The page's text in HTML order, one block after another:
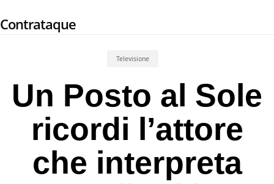
to
Contrataque
Televisione
Un Posto al Sole
ricordi l’attore
che interpreta